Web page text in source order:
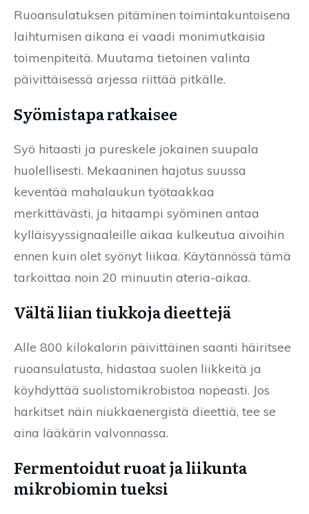
Ruoansulatuksen pitäminen toimintakuntoisena
laihtumisen aikana ei vaadi monimutkaisia
toimenpiteitä. Muutama tietoinen valinta
päivittäisessä arjessa riittää pitkälle.
Syömistapa ratkaisee
Syö hitaasti ja pureskele jokainen suupala
huolellisesti. Mekaaninen hajotus suussa
keventää mahalaukun työtaakkaa
merkittävästi, ja hitaampi syöminen antaa
kylläisyyssignaaleille aikaa kulkeutua aivoihin
ennen kuin olet syönyt liikaa. Käytännössä tämä
tarkoittaa noin 20 minuutin ateria-aikaa.
Vältä liian tiukkoja dieettejä
Alle 800 kilokalorin päivittäinen saanti häiritsee
ruoansulatusta, hidastaa suolen liikkeitä ja
köyhdyttää suolistomikrobistoa nopeasti. Jos
harkitset näin niukkaenergistä dieettiä, tee se
aina lääkärin valvonnassa.
Fermentoidut ruoat ja liikunta
mikrobiomin tueksi